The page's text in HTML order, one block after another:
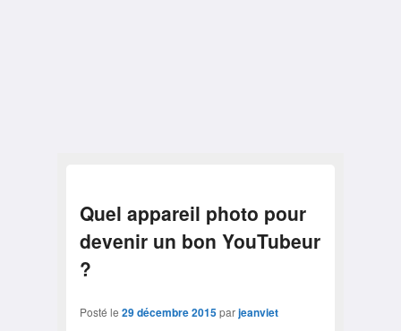
Quel appareil photo pour
devenir un bon YouTubeur
?
Posté le 29 décembre 2015parjeanviet